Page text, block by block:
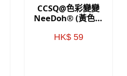
CCSQ@色彩變變
NeeDoh® (黃色／
HK$ 59